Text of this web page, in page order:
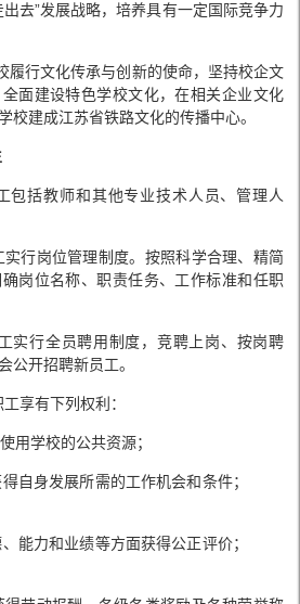
去”发展战略，培养具有一定国际竞争力
行文化传承与创新的使命，坚持校企文
面建设特色学校文化，在相关企业文化
校建成江苏省铁路文化的传播中心。
包括教师和其他专业技术人员、管理人
岗位管理制度。按照科学合理、精简
岗位名称、职责任务、工作标准和任职
全员聘用制度，竞聘上岗、按岗聘
会公开招聘新员工。
工享有下列权利：
用学校的公共资源；
身发展所需的工作机会和条件；
力和业绩等方面获得公正评价；